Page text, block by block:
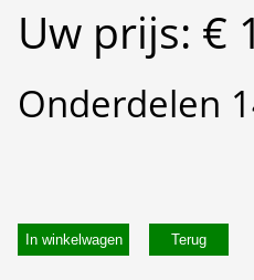
Uw prijs: €
Onderdelen
In winkelwagen